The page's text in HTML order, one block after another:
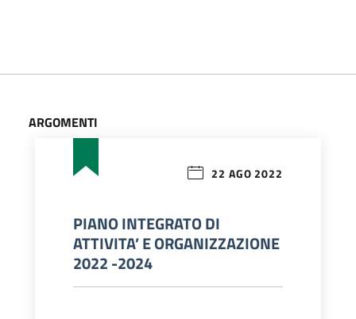
ARGOMENTI
22 AGO 2022
PIANO INTEGRATO DI
ATTIVITA’ E ORGANIZZAZIONE
2022 -2024